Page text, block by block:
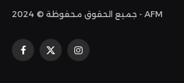
جميع الحقوق محفوظة © 2024 - AFM
فيسبوك
X
الانستغرام